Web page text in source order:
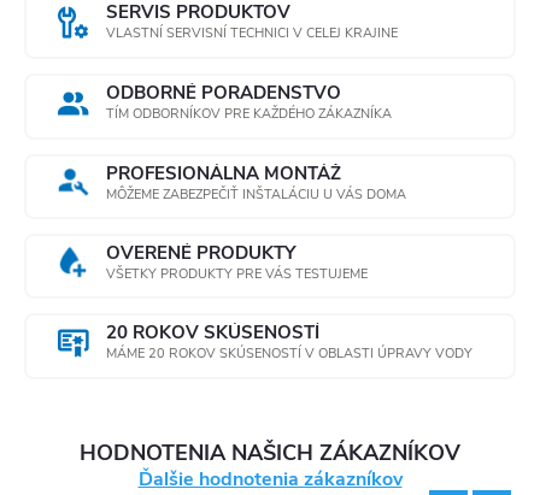
SERVIS PRODUKTOV
VLASTNÍ SERVISNÍ TECHNICI V CELEJ KRAJINE
ODBORNÉ PORADENSTVO
TÍM ODBORNÍKOV PRE KAŽDÉHO ZÁKAZNÍKA
PROFESIONÁLNA MONTÁŽ
MÔŽEME ZABEZPEČIŤ INŠTALÁCIU U VÁS DOMA
OVERENÉ PRODUKTY
VŠETKY PRODUKTY PRE VÁS TESTUJEME
20 ROKOV SKÚSENOSTÍ
MÁME 20 ROKOV SKÚSENOSTÍ V OBLASTI ÚPRAVY VODY
HODNOTENIA NAŠICH ZÁKAZNÍKOV
Ďalšie hodnotenia zákazníkov